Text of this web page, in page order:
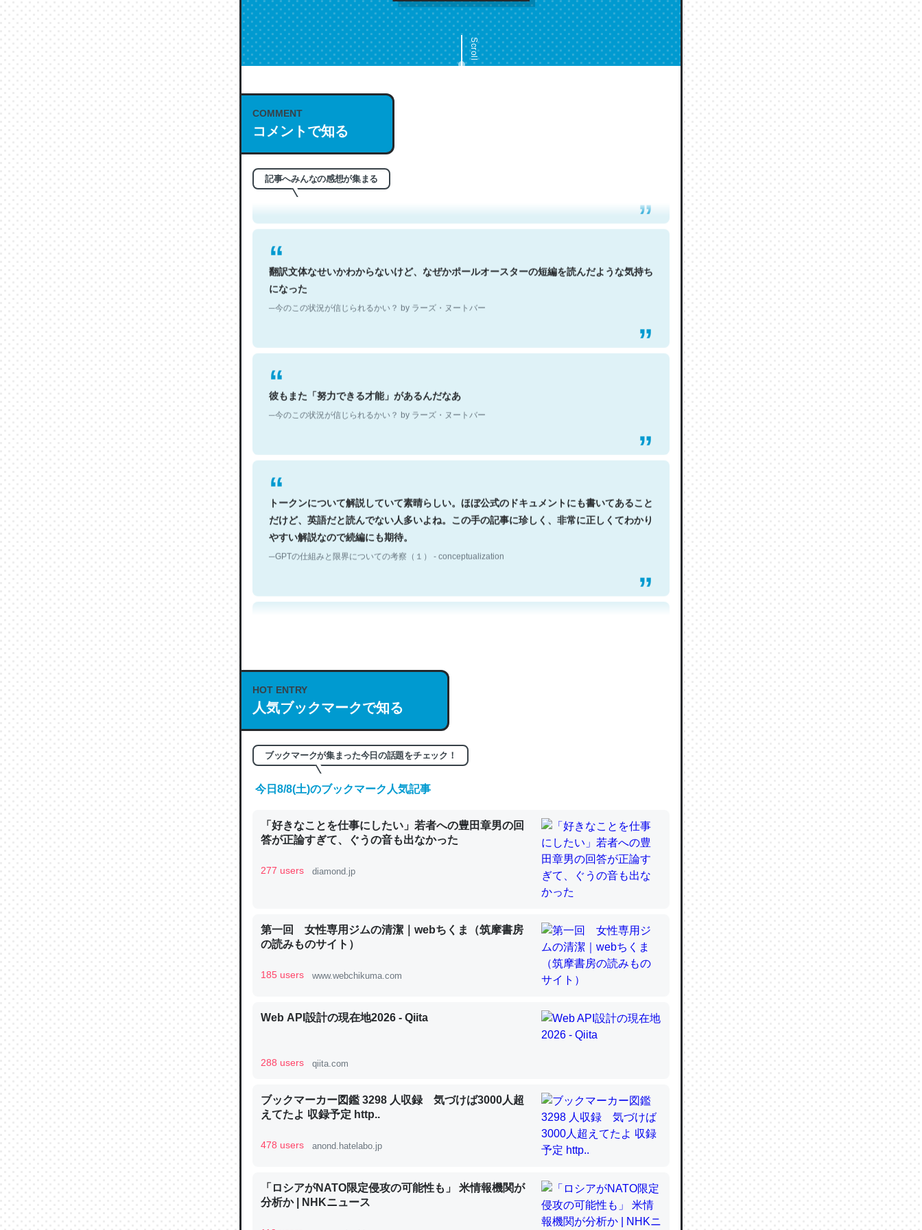
Scroll
COMMENT
コメントで知る
記事へみんなの感想が集まる
これは名文。彼はとてもクレバーなんだろうなと凄く思う。英語少しでも読める人は原文
もお勧め。自分はこの流れ好き。Let’s Fucking Go. Then Covid hit. Shit.
─今のこの状況が信じられるかい？ by ラーズ・ヌートバー
翻訳文体なせいかわからないけど、なぜかポールオースターの短編を読んだような気持ち
になった
─今のこの状況が信じられるかい？ by ラーズ・ヌートバー
彼もまた「努力できる才能」があるんだなあ
─今のこの状況が信じられるかい？ by ラーズ・ヌートバー
トークンについて解説していて素晴らしい。ほぼ公式のドキュメントにも書いてあること
だけど、英語だと読んでない人多いよね。この手の記事に珍しく、非常に正しくてわかり
やすい解説なので続編にも期待。
─GPTの仕組みと限界についての考察（１） - conceptualization
これは良記事。32768トークンだと英語小説100ページ分くらい。小説でいう「ずっと前
の伏線」は回収されないけど、短期記憶というには多い分量。進化すればするほど分かり
やすく強くなりそう
昆虫ってカルシウム少ないのか。知らんかった。調べたらコオロギのカルシウム分はエビ
─ニュース :: 【研究発表】昆虫学の大問題＝「昆虫はなぜ海にいないのか」に関する新仮説
論文では「淡水はカルシウムも酸素も不足してて両方に不利だから両方が拮抗してるので
は」とあって面白い。海にいる鋏角類（カブトガニ・ウミグモ）はカルシウムを使わずキ
─ニュース :: 【研究発表】昆虫学の大問題＝「昆虫はなぜ海にいないのか」に関する新仮説
HOT ENTRY
人気ブックマークで知る
ブックマークが集まった今日の話題をチェック！
今日8/8(土)のブックマーク人気記事
「好きなことを仕事にしたい」若者への豊田章男の回
答が正論すぎて、ぐうの音も出なかった
277 users diamond.jp
第一回 女性専用ジムの清潔｜webちくま（筑摩書房
の読みものサイト）
185 users www.webchikuma.com
Web API設計の現在地2026 - Qiita
288 users qiita.com
ブックマーカー図鑑 3298 人収録 気づけば3000人超
えてたよ 収録予定 http..
478 users anond.hatelabo.jp
「ロシアがNATO限定侵攻の可能性も」 米情報機関が
分析か | NHKニュース